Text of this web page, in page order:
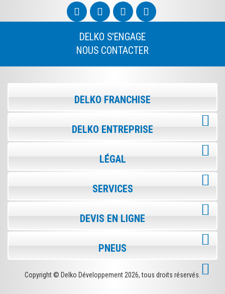
DELKO S'ENGAGE
NOUS CONTACTER
DELKO FRANCHISE
DELKO ENTREPRISE
LÉGAL
SERVICES
DEVIS EN LIGNE
PNEUS
Copyright © Delko Développement 2026, tous droits réservés.